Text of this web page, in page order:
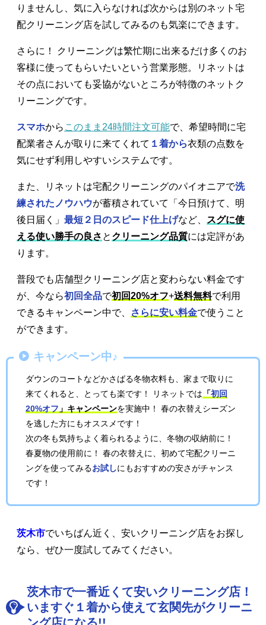
りませんし、気に入らなければ次からは別のネット宅
配クリーニング店を試してみるのも気楽にできます。
さらに！ クリーニングは繁忙期に出来るだけ多くのお
客様に使ってもらいたいという営業形態。リネットは
その点においても妥協がないところが特徴のネットク
リーニングです。
スマホから このまま24時間注文可能で、希望時間に宅
配業者さんが取りに来てくれて １着から衣類の点数を
気にせず利用しやすいシステムです。
また、リネットは宅配クリーニングのパイオニアで洗
練されたノウハウが蓄積されていて「今日預けて、明
後日届く」 最短２日のスピード仕上げなど、
スグに使
える使い勝手の良さ と クリーニング品質には定評があ
ります。
普段でも店舗型クリーニング店と変わらない料金です
が、今なら初回全品で初回20%オフ+送料無料で利用
できるキャンペーン中で、
さらに安い料金で使うこと
ができます。
キャンペーン中♪
ダウンのコートなどかさばる冬物衣料も、家まで取りに
来てくれると、とっても楽です！ リネットでは 「初回
20%オフ 」キャンペーンを実施中！ 春の衣替えシーズン
を逃した方にもオススメです！
次の冬も気持ちよく着られるように、冬物の収納前に！
春夏物の使用前に！ 春の衣替えに、初めて宅配クリーニ
ングを使ってみるお試しにもおすすめの安さがチャンス
です！
茨木市でいちばん近く、安いクリーニング店をお探し
なら、ぜひ一度試してみてください。
茨木市で一番近くて安いクリーニング店！
いますぐ１着から使えて玄関先がクリーニ
ング店になる!!